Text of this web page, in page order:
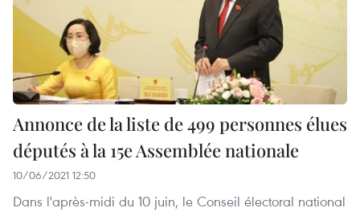
Annonce de la liste de 499 personnes élues
députés à la 15e Assemblée nationale
10/06/2021 12:50
Dans l'après-midi du 10 juin, le Conseil électoral national